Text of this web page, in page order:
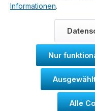
Informationen.
Nur
Alle